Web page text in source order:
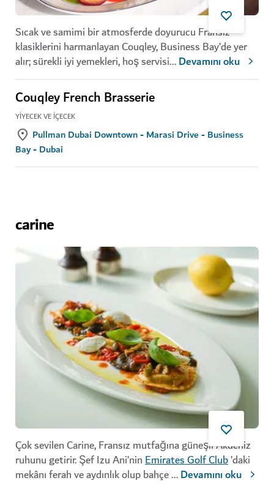
Sıcak ve samimi bir atmosferde doyurucu Fransız
klasiklerini harmanlayan Couqley, Business Bay’de yer
alır; sürekli iyi yemekleri, hoş servisi...Devamını oku
Couqley French Brasserie
YIYECEK VE İÇECEK
Pullman Dubai Downtown - Marasi Drive - Business
Bay - Dubai
carine
Çok sevilen Carine, Fransız mutfağına güneşli Akdeniz
ruhunu getirir. Şef Izu Ani’ninEmirates Golf Club’daki
mekânı ferah ve aydınlık olup bahçe...Devamını oku